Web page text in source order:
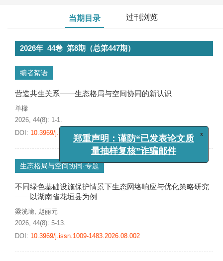
当期目录 过刊浏览
2026年 44卷 第8期（总第447期）
编者絮语
营造共生关系——生态格局与空间协同的新认识
单樑
2026, 44(8): 1-1.
DOI: 10.3969/j.issn.1009-1483.2026.08.001
生态格局与空间协同·专题
不同绿色基础设施保护情景下生态网络响应与优化策略研究
——以湖南省花垣县为例
梁洸瑜, 赵丽元
2026, 44(8): 5-13.
DOI: 10.3969/j.issn.1009-1483.2026.08.002
x
郑重声明：谨防“已发表论文质
量抽样复核”诈骗邮件